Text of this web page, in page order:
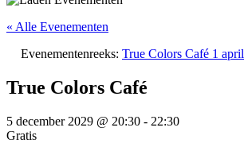
« Alle Evenementen
Evenementenreeks: True Colors Café 1 april
True Colors Café
5 december 2029 @ 20:30 - 22:30
Gratis